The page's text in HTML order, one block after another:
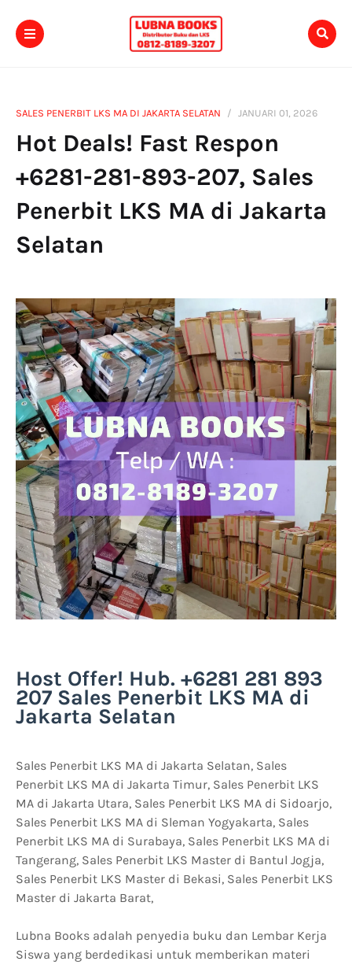
SALES PENERBIT LKS MA DI JAKARTA SELATAN JANUARI 01, 2026
Hot Deals! Fast Respon
+6281-281-893-207, Sales
Penerbit LKS MA di Jakarta
Selatan
Host Offer! Hub. +6281 281 893
207 Sales Penerbit LKS MA di
Jakarta Selatan
Sales Penerbit LKS MA di Jakarta Selatan, Sales
Penerbit LKS MA di Jakarta Timur, Sales Penerbit LKS
MA di Jakarta Utara, Sales Penerbit LKS MA di Sidoarjo,
Sales Penerbit LKS MA di Sleman Yogyakarta, Sales
Penerbit LKS MA di Surabaya, Sales Penerbit LKS MA di
Tangerang, Sales Penerbit LKS Master di Bantul Jogja,
Sales Penerbit LKS Master di Bekasi, Sales Penerbit LKS
Master di Jakarta Barat,
Lubna Books adalah penyedia buku dan Lembar Kerja
Siswa yang berdedikasi untuk memberikan materi